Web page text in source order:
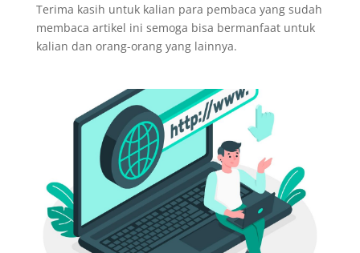
Terima kasih untuk kalian para pembaca yang sudah
membaca artikel ini semoga bisa bermanfaat untuk
kalian dan orang-orang yang lainnya.